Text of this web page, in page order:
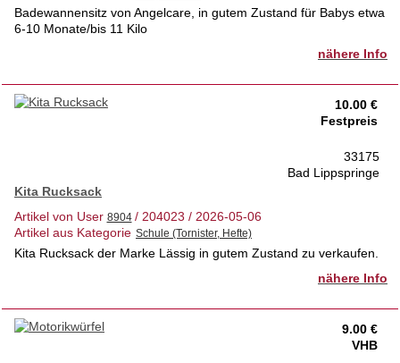
Badewannensitz von Angelcare, in gutem Zustand für Babys etwa
6-10 Monate/bis 11 Kilo
nähere Info
10.00 €
Festpreis
33175
Bad Lippspringe
Kita Rucksack
Artikel von User
/ 204023 / 2026-05-06
Artikel aus Kategorie
Kita Rucksack der Marke Lässig in gutem Zustand zu verkaufen.
nähere Info
9.00 €
VHB